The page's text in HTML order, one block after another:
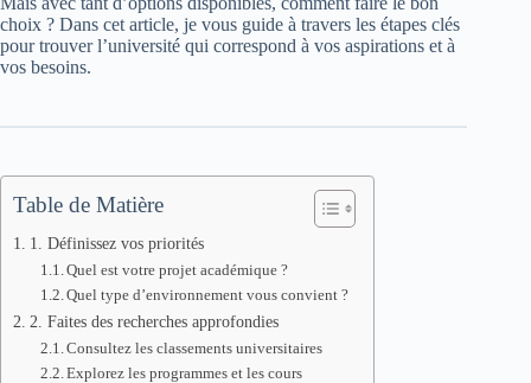
choix ? Dans cet article, je vous guide à travers les étapes clés
pour trouver l’université qui correspond à vos aspirations et à
vos besoins.
Table de Matière
1. Définissez vos priorités
Quel est votre projet académique ?
Quel type d’environnement vous convient ?
2. Faites des recherches approfondies
Consultez les classements universitaires
Explorez les programmes et les cours